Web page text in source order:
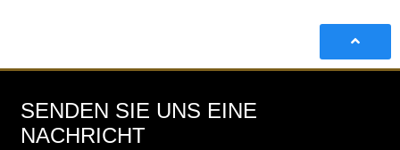
SENDEN SIE UNS EINE
NACHRICHT